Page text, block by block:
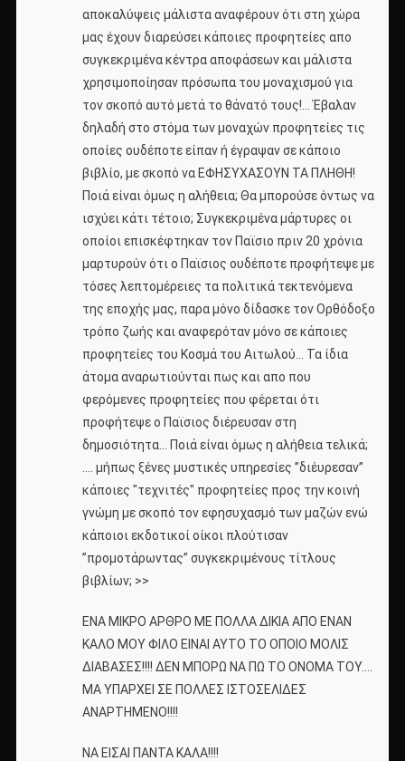
αποκαλύψεις μάλιστα αναφέρουν ότι στη χώρα
μας έχουν διαρεύσει κάποιες προφητείες απο
συγκεκριμένα κέντρα αποφάσεων και μάλιστα
χρησιμοποίησαν πρόσωπα του μοναχισμού για
τον σκοπό αυτό μετά το θάνατό τους!… Έβαλαν
δηλαδή στο στόμα των μοναχών προφητείες τις
οποίες ουδέποτε είπαν ή έγραψαν σε κάποιο
βιβλίο, με σκοπό να ΕΦΗΣΥΧΑΣΟΥΝ ΤΑ ΠΛΗΘΗ!
Ποιά είναι όμως η αλήθεια; Θα μπορούσε όντως να
ισχύει κάτι τέτοιο; Συγκεκριμένα μάρτυρες οι
οποίοι επισκέφτηκαν τον Παϊσιο πριν 20 χρόνια
μαρτυρούν ότι ο Παϊσιος ουδέποτε προφήτεψε με
τόσες λεπτομέρειες τα πολιτικά τεκτενόμενα
της εποχής μας, παρα μόνο δίδασκε τον Ορθόδοξο
τρόπο ζωής και αναφερόταν μόνο σε κάποιες
προφητείες του Κοσμά του Αιτωλού… Τα ίδια
άτομα αναρωτιούνται πως και απο που
φερόμενες προφητείες που φέρεται ότι
προφήτεψε ο Παϊσιος διέρευσαν στη
δημοσιότητα… Ποιά είναι όμως η αλήθεια τελικά;
…. μήπως ξένες μυστικές υπηρεσίες ”διέυρεσαν”
κάποιες "τεχνιτές" προφητείες προς την κοινή
γνώμη με σκοπό τον εφησυχασμό των μαζών ενώ
κάποιοι εκδοτικοί οίκοι πλούτισαν
”προμοτάρωντας” συγκεκριμένους τίτλους
βιβλίων; >>
ΕΝΑ ΜΙΚΡΟ ΑΡΘΡΟ ΜΕ ΠΟΛΛΑ ΔΙΚΙΑ ΑΠΟ ΕΝΑΝ
ΚΑΛΟ ΜΟΥ ΦΙΛΟ ΕΙΝΑΙ ΑΥΤΟ ΤΟ ΟΠΟΙΟ ΜΟΛΙΣ
ΔΙΑΒΑΣΕΣ!!!! ΔΕΝ ΜΠΟΡΩ ΝΑ ΠΩ ΤΟ ΟΝΟΜΑ ΤΟΥ….
ΜΑ ΥΠΑΡΧΕΙ ΣΕ ΠΟΛΛΕΣ ΙΣΤΟΣΕΛΙΔΕΣ
ΑΝΑΡΤΗΜΕΝΟ!!!!
ΝΑ ΕΙΣΑΙ ΠΑΝΤΑ ΚΑΛΑ!!!!